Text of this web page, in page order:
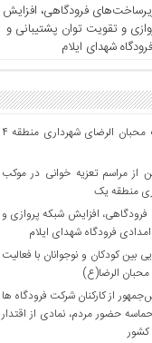
فرودگاهی، افزایش
و تقویت توان پشتیبانی و
شهدای ایلام
خدمات رسانی موکب محبان الرضای شهرداری منطقه ۴
از مراسم تعزیه خوانی در موکب
منطقه یک
افزایش شبکه پروازی و
فرودگاه شهدای ایلام
بین کودکان و نوجوانان با فعالیت
الرضا(ع)
از کارکنان شرکت فرودگاه ها
حضور مردم، نمادی از اقتدار
کشور